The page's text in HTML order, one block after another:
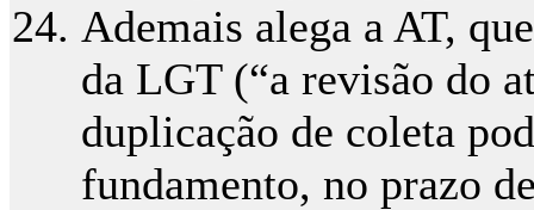
Ademais alega a AT,
da LGT (“a revisão do
duplicação de coleta
fundamento, no prazo